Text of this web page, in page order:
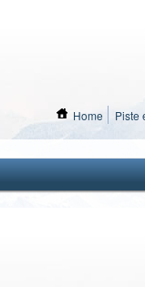
Home Piste